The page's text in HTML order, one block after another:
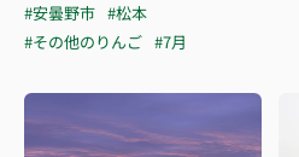
#安曇野市 #松本
#その他のりんご #7月